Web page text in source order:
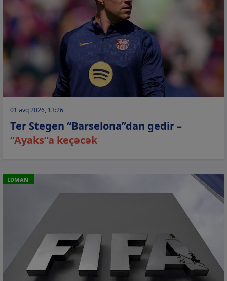
01 avq 2026, 13:26
Ter Stegen “Barselona”dan gedir –
“Ayaks”a keçəcək
İDMAN